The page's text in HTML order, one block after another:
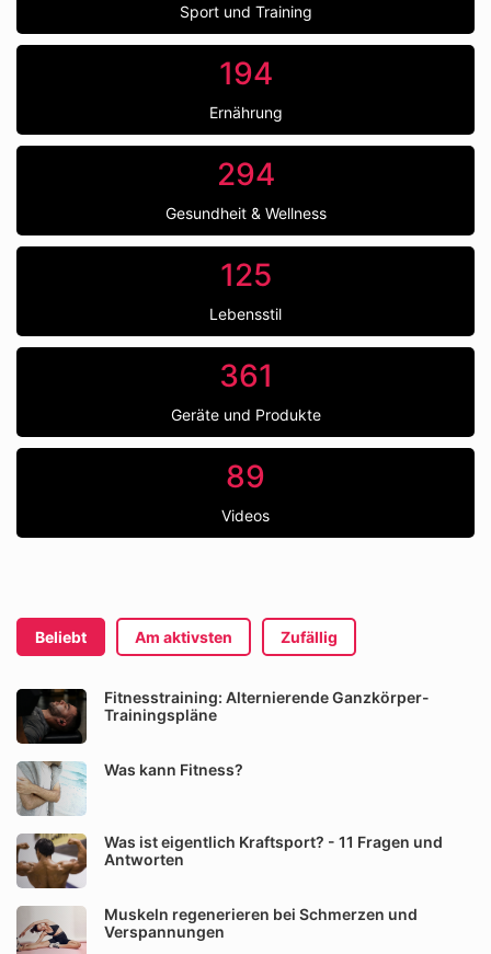
Sport und Training
194
Ernährung
294
Gesundheit & Wellness
125
Lebensstil
361
Geräte und Produkte
89
Videos
Beliebt Am aktivsten Zufällig
Fitnesstraining: Alternierende Ganzkörper-
Trainingspläne
Was kann Fitness?
Was ist eigentlich Kraftsport? - 11 Fragen und
Antworten
Muskeln regenerieren bei Schmerzen und
Verspannungen